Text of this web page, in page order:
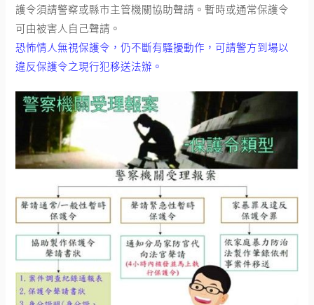
護令須請警察或縣市主管機關協助聲請。暫時或通常保護令
可由被害人自己聲請。
恐怖情人無視保護令，仍不斷有騷擾動作，可請警方到場以
違反保護令之現行犯移送法辦。